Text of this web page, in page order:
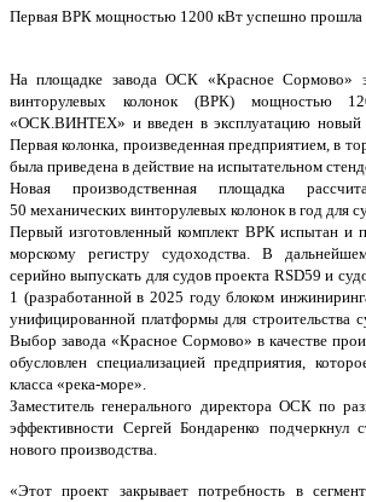
Первая ВРК мощностью 1200 кВт успешно прошла
На площадке завода ОСК «Красное Сормово»
винторулевых колонок (ВРК) мощностью
«ОСК.ВИНТЕХ» и введен в эксплуатацию новый
Первая колонка, произведенная предприятием, в
была приведена в действие на испытательном
Новая производственная площадка
50 механических винторулевых колонок в год для
Первый изготовленный комплект ВРК испытан и
морскому регистру судоходства. В
серийно выпускать для судов проекта RSD59 и
1 (разработанной в 2025 году блоком
унифицированной платформы для строительства
Выбор завода «Красное Сормово» в качестве
обусловлен специализацией предприятия,
класса «река-море».
Заместитель генерального директора ОСК по
эффективности Сергей Бондаренко подчеркнул
нового производства.
«Этот проект закрывает потребность в